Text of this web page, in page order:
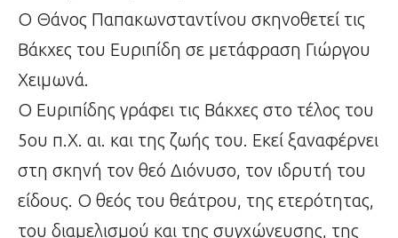
Ο Θάνος Παπακωνσταντίνου σκηνοθετεί τις
Βάκχες του Ευριπίδη σε μετάφραση Γιώργου
Χειμωνά.
Ο Ευριπίδης γράφει τις Βάκχες στο τέλος του
5ου π.Χ. αι. και της ζωής του. Εκεί ξαναφέρνει
στη σκηνή τον θεό Διόνυσο, τον ιδρυτή του
είδους. Ο θεός του θεάτρου, της ετερότητας,
του διαμελισμού και της συγχώνευσης, της